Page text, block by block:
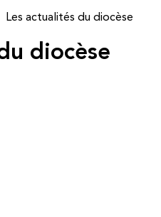
Les actualités du diocèse
diocèse